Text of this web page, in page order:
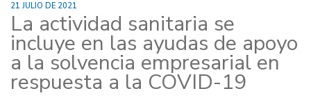
21 JULIO DE 2021
La actividad sanitaria se
incluye en las ayudas de apoyo
a la solvencia empresarial en
respuesta a la COVID-19